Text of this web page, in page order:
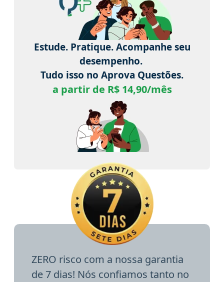
Estude. Pratique. Acompanhe seu
desempenho.
Tudo isso no Aprova Questões.
a partir de R$ 14,90/mês
ZERO risco com a nossa garantia
de 7 dias! Nós confiamos tanto no